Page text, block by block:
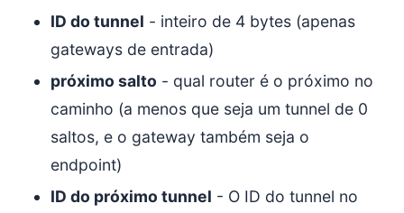
ID do tunnel - inteiro de 4 bytes (apenas
gateways de entrada)
próximo salto - qual router é o próximo no
caminho (a menos que seja um tunnel de 0
saltos, e o gateway também seja o
endpoint)
ID do próximo tunnel - O ID do tunnel no